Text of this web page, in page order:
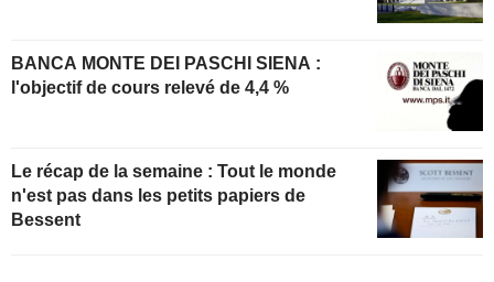
BANCA MONTE DEI PASCHI SIENA :
l'objectif de cours relevé de 4,4 %
Le récap de la semaine : Tout le monde
n'est pas dans les petits papiers de
Bessent